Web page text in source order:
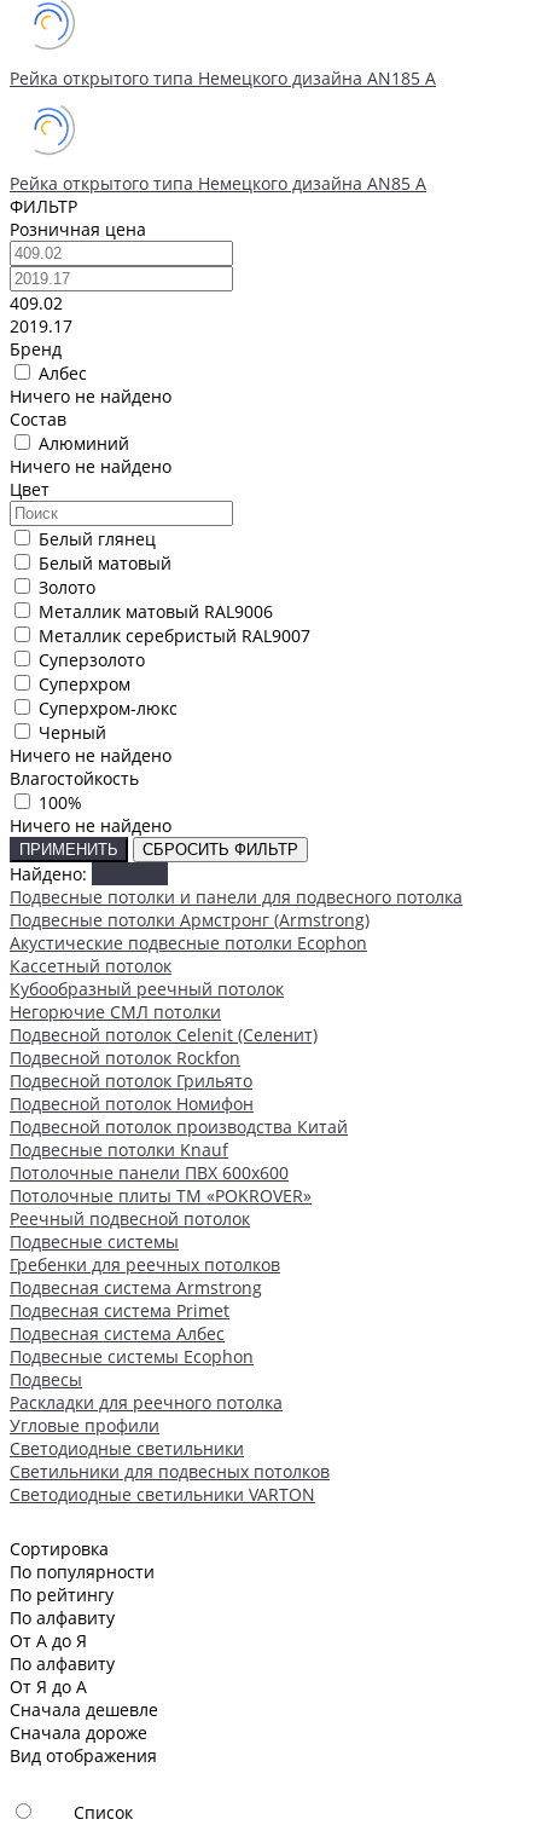
Рейка открытого типа Немецкого дизайна АN185 А
Рейка открытого типа Немецкого дизайна АN85 А
ФИЛЬТР
Розничная цена
409.02
2019.17
Бренд
Албес
Ничего не найдено
Состав
Алюминий
Ничего не найдено
Цвет
Белый глянец
Белый матовый
Золото
Металлик матовый RAL9006
Металлик серебристый RAL9007
Суперзолото
Суперхром
Суперхром-люкс
Черный
Ничего не найдено
Влагостойкость
100%
Ничего не найдено
ПРИМЕНИТЬ СБРОСИТЬ ФИЛЬТР
Найдено:
Подвесные потолки и панели для подвесного потолка
Подвесные потолки Армстронг (Armstrong)
Акустические подвесные потолки Ecophon
Кассетный потолок
Кубообразный реечный потолок
Негорючие СМЛ потолки
Подвесной потолок Celenit (Селенит)
Подвесной потолок Rockfon
Подвесной потолок Грильято
Подвесной потолок Номифон
Подвесной потолок производства Китай
Подвесные потолки Knauf
Потолочные панели ПВХ 600х600
Потолочные плиты ТМ «POKROVER»
Реечный подвесной потолок
Подвесные системы
Гребенки для реечных потолков
Подвесная система Armstrong
Подвесная система Primet
Подвесная система Албес
Подвесные системы Ecophon
Подвесы
Раскладки для реечного потолка
Угловые профили
Светодиодные светильники
Светильники для подвесных потолков
Светодиодные светильники VARTON
Сортировка
По популярности
По рейтингу
По алфавиту
От А до Я
По алфавиту
От Я до А
Сначала дешевле
Сначала дороже
Вид отображения
Список